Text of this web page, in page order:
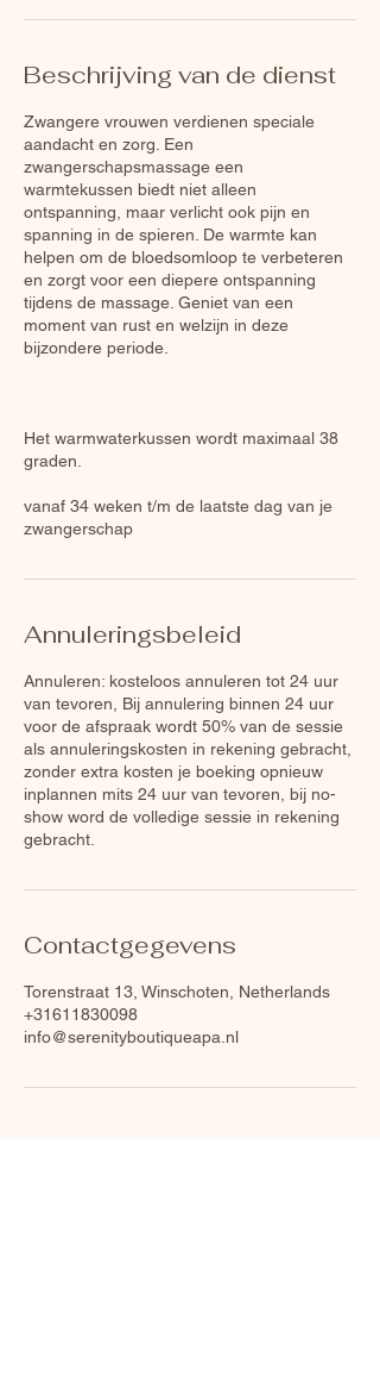
Beschrijving van de dienst
Zwangere vrouwen verdienen speciale
aandacht en zorg. Een
zwangerschapsmassage een
warmtekussen biedt niet alleen
ontspanning, maar verlicht ook pijn en
spanning in de spieren. De warmte kan
helpen om de bloedsomloop te verbeteren
en zorgt voor een diepere ontspanning
tijdens de massage. Geniet van een
moment van rust en welzijn in deze
bijzondere periode.
Het warmwaterkussen wordt maximaal 38
graden.
vanaf 34 weken t/m de laatste dag van je
zwangerschap
Annuleringsbeleid
Annuleren: kosteloos annuleren tot 24 uur
van tevoren, Bij annulering binnen 24 uur
voor de afspraak wordt 50% van de sessie
als annuleringskosten in rekening gebracht,
zonder extra kosten je boeking opnieuw
inplannen mits 24 uur van tevoren, bij no-
show word de volledige sessie in rekening
gebracht.
Contactgegevens
Torenstraat 13, Winschoten, Netherlands
+31611830098
info@serenityboutiqueapa.nl